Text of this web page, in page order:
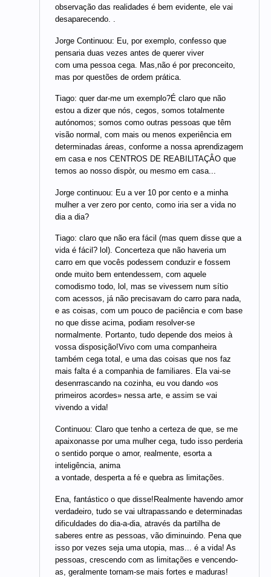
observação das realidades é bem evidente, ele vai
desaparecendo. .
Jorge Continuou: Eu, por exemplo, confesso que
pensaria duas vezes antes de querer viver
com uma pessoa cega. Mas,não é por preconceito,
mas por questões de ordem prática.
Tiago: quer dar-me um exemplo?É claro que não
estou a dizer que nós, cegos, somos totalmente
autónomos; somos como outras pessoas que têm
visão normal, com mais ou menos experiência em
determinadas áreas, conforme a nossa aprendizagem
em casa e nos CENTROS DE REABILITAÇÂO que
temos ao nosso dispòr, ou mesmo em casa...
Jorge continuou: Eu a ver 10 por cento e a minha
mulher a ver zero por cento, como iria ser a vida no
dia a dia?
Tiago: claro que não era fácil (mas quem disse que a
vida é fácil? lol). Concerteza que não haveria um
carro em que vocês podessem conduzir e fossem
onde muito bem entendessem, com aquele
comodismo todo, lol, mas se vivessem num sítio
com acessos, já não precisavam do carro para nada,
e as coisas, com um pouco de paciência e com base
no que disse acima, podiam resolver-se
normalmente. Portanto, tudo depende dos meios à
vossa disposição!Vivo com uma companheira
também cega total, e uma das coisas que nos faz
mais falta é a companhia de familiares. Ela vai-se
desenrrascando na cozinha, eu vou dando «os
primeiros acordes» nessa arte, e assim se vai
vivendo a vida!
Continuou: Claro que tenho a certeza de que, se me
apaixonasse por uma mulher cega, tudo isso perderia
o sentido porque o amor, realmente, esorta a
inteligência, anima
a vontade, desperta a fé e quebra as limitações.
Ena, fantástico o que disse!Realmente havendo amor
verdadeiro, tudo se vai ultrapassando e determinadas
dificuldades do dia-a-dia, através da partilha de
saberes entre as pessoas, vão diminuindo. Pena que
isso por vezes seja uma utopia, mas... é a vida! As
pessoas, crescendo com as limitações e vencendo-
as, geralmente tornam-se mais fortes e maduras!